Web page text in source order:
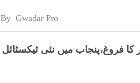
By Gwadar Pro
کا فروغ،پنجاب میں نئی ٹیکسٹائل